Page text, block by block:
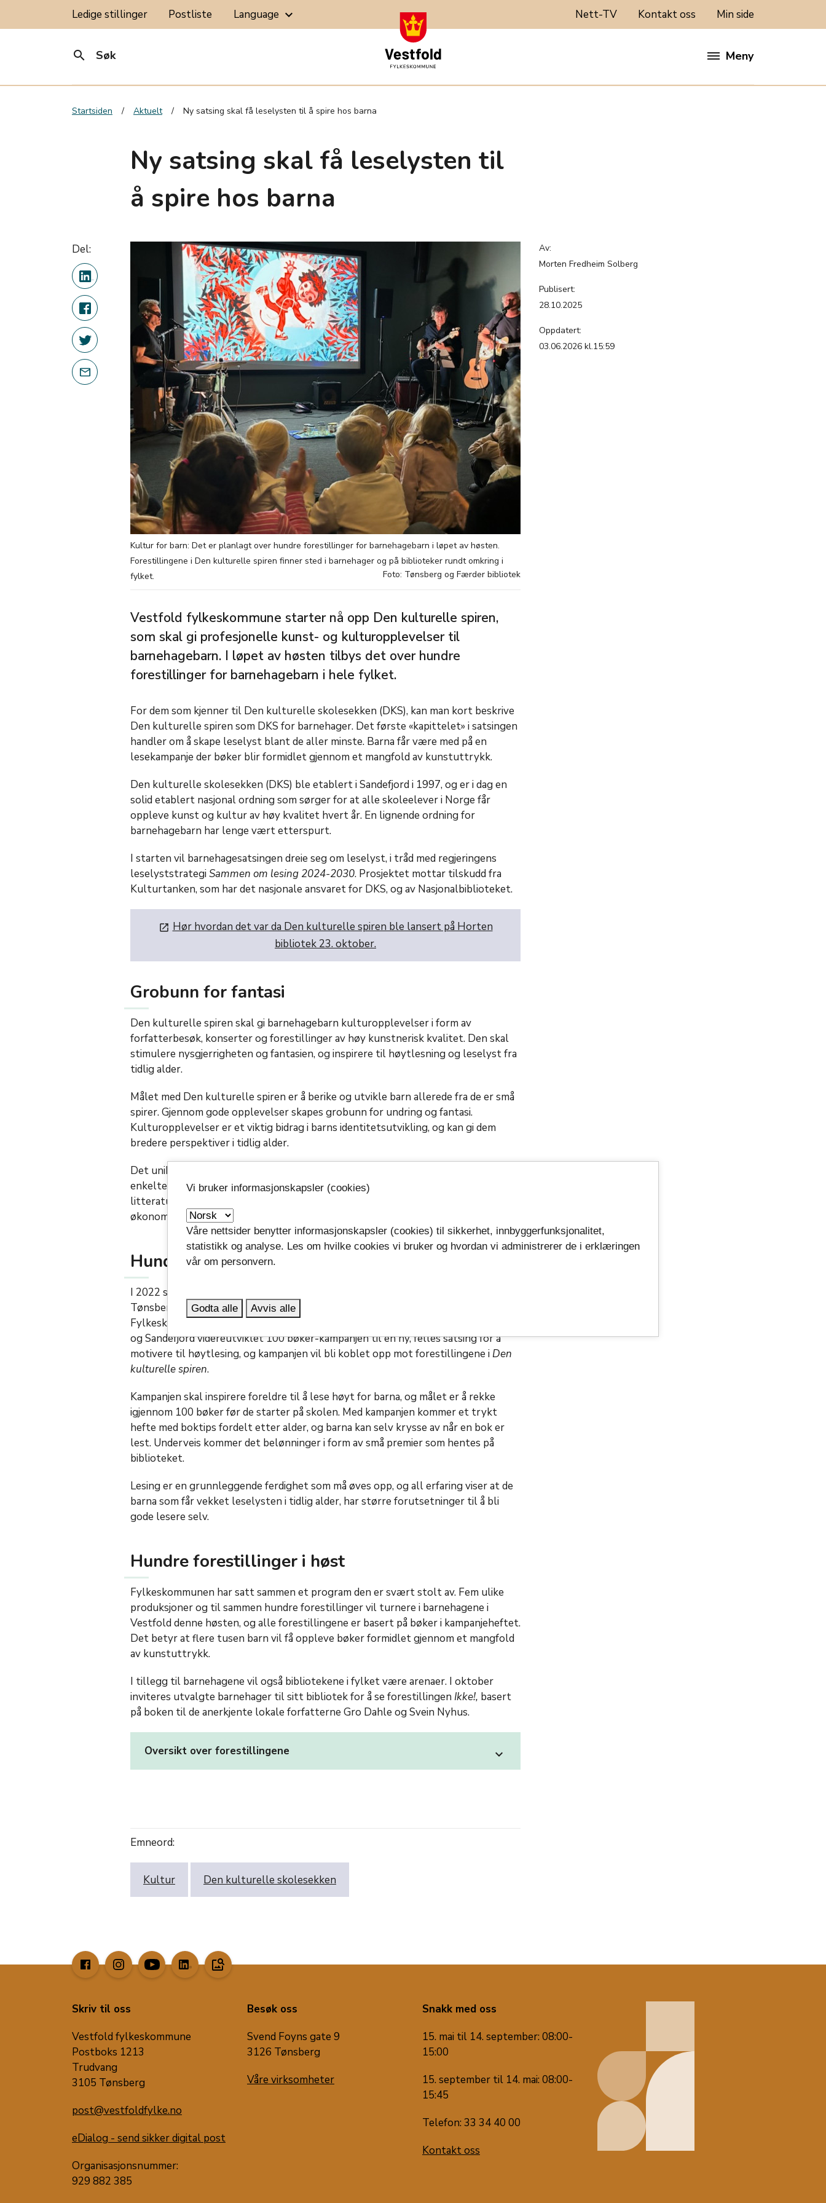
Ledige stillinger Postliste Language keyboard_arrow_down Nett-TV Kontakt oss Min side
search Søk Meny
Startsiden Aktuelt Ny satsing skal få leselysten til å spire hos barna
Ny satsing skal få leselysten til
å spire hos barna
Del:
Kultur for barn: Det er planlagt over hundre forestillinger for barnehagebarn i løpet av høsten.
Forestillingene i Den kulturelle spiren finner sted i barnehager og på biblioteker rundt omkring i
fylket.
Foto: Tønsberg og Færder bibliotek
Av:
Morten Fredheim Solberg
Publisert:
28.10.2025
Oppdatert:
03.06.2026 kl.15:59
Vestfold fylkeskommune starter nå opp Den kulturelle spiren,
som skal gi profesjonelle kunst- og kulturopplevelser til
barnehagebarn. I løpet av høsten tilbys det over hundre
forestillinger for barnehagebarn i hele fylket.
For dem som kjenner til Den kulturelle skolesekken (DKS), kan man kort beskrive
Den kulturelle spiren som DKS for barnehager. Det første «kapittelet» i satsingen
handler om å skape leselyst blant de aller minste. Barna får være med på en
lesekampanje der bøker blir formidlet gjennom et mangfold av kunstuttrykk.
Den kulturelle skolesekken (DKS) ble etablert i Sandefjord i 1997, og er i dag en
solid etablert nasjonal ordning som sørger for at alle skoleelever i Norge får
oppleve kunst og kultur av høy kvalitet hvert år. En lignende ordning for
barnehagebarn har lenge vært etterspurt.
I starten vil barnehagesatsingen dreie seg om leselyst, i tråd med regjeringens
leselyststrategiSammen om lesing 2024-2030. Prosjektet mottar tilskudd fra
Kulturtanken, som har det nasjonale ansvaret for DKS, og av Nasjonalbiblioteket.
launch Hør hvordan det var da Den kulturelle spiren ble lansert på Horten
bibliotek 23. oktober.
Grobunn for fantasi
Den kulturelle spiren skal gi barnehagebarn kulturopplevelser i form av
forfatterbesøk, konserter og forestillinger av høy kunstnerisk kvalitet. Den skal
stimulere nysgjerrigheten og fantasien, og inspirere til høytlesning og leselyst fra
tidlig alder.
Målet med Den kulturelle spiren er å berike og utvikle barn allerede fra de er små
spirer. Gjennom gode opplevelser skapes grobunn for undring og fantasi.
Kulturopplevelser er et viktig bidrag i barns identitetsutvikling, og kan gi dem
bredere perspektiver i tidlig alder.
Det unike med Den kulturelle spiren er at de fleste forestillingene kommer til den
enkelte barnehage. Et poeng er at flest mulig barn får oppleve kultur og
litteratur der de er til daglig, uten å være avhengig av foreldrenes interesser eller
økonomi.
Hundre bøker før skolestart
I 2022 startet Sandefjord bibliotek en kampanje kalt
Tønsberg og Færder bibliotek fulgte senere etter med sin lokale variant.
Fylkeskommunen har nå sammen med bibliotekene i Holmestrand, Horten, Larvik
og Sandefjord videreutviklet 100 bøker-kampanjen til en ny, felles satsing for å
motivere til høytlesing, og kampanjen vil bli koblet opp mot forestillingene i Den
kulturelle spiren.
Kampanjen skal inspirere foreldre til å lese høyt for barna, og målet er å rekke
igjennom 100 bøker før de starter på skolen. Med kampanjen kommer et trykt
hefte med boktips fordelt etter alder, og barna kan selv krysse av når en bok er
lest. Underveis kommer det belønninger i form av små premier som hentes på
biblioteket.
Lesing er en grunnleggende ferdighet som må øves opp, og all erfaring viser at de
barna som får vekket leselysten i tidlig alder, har større forutsetninger til å bli
gode lesere selv.
Hundre forestillinger i høst
Fylkeskommunen har satt sammen et program den er svært stolt av. Fem ulike
produksjoner og til sammen hundre forestillinger vil turnere i barnehagene i
Vestfold denne høsten, og alle forestillingene er basert på bøker i kampanjeheftet.
Det betyr at flere tusen barn vil få oppleve bøker formidlet gjennom et mangfold
av kunstuttrykk.
I tillegg til barnehagene vil også bibliotekene i fylket være arenaer. I oktober
inviteres utvalgte barnehager til sitt bibliotek for å se forestillingen Ikke!, basert
på boken til de anerkjente lokale forfatterne Gro Dahle og Svein Nyhus.
Oversikt over forestillingene expand_more
Emneord:
Kultur Den kulturelle skolesekken
image_search
Skriv til oss
Vestfold fylkeskommune
Postboks 1213
Trudvang
3105 Tønsberg
post@vestfoldfylke.no
eDialog - send sikker digital post
Organisasjonsnummer:
929 882 385
Besøk oss
Svend Foyns gate 9
3126 Tønsberg
Våre virksomheter
Snakk med oss
15. mai til 14. september: 08:00-
15:00
15. september til 14. mai: 08:00-
15:45
Telefon: 33 34 40 00
Kontakt oss
Vi bruker informasjonskapsler (cookies)
Våre nettsider benytter informasjonskapsler (cookies) til sikkerhet, innbyggerfunksjonalitet,
statistikk og analyse. Les om hvilke cookies vi bruker og hvordan vi administrerer de i erklæringen
vår om personvern.
Godta alle Avvis alle